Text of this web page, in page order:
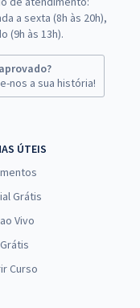
a sexta (8h às 20h),
(9h às 13h).
nos a sua história!
ÚTEIS
Grátis
Vivo
Curso